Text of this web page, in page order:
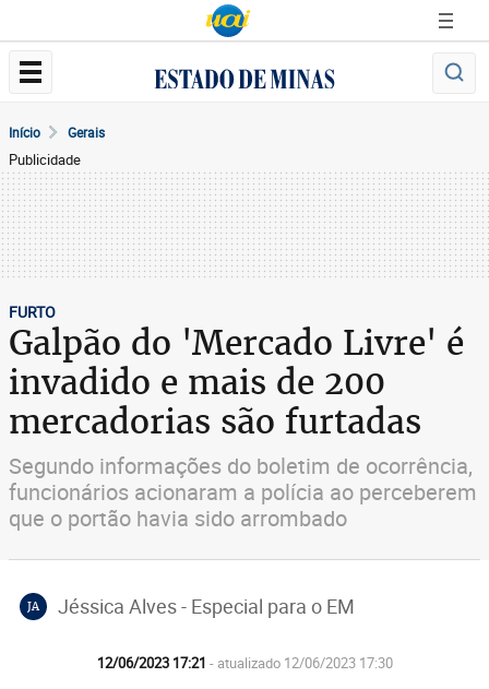
Início Gerais
Publicidade
FURTO
Galpão do 'Mercado Livre' é
invadido e mais de 200
mercadorias são furtadas
Segundo informações do boletim de ocorrência,
funcionários acionaram a polícia ao perceberem
que o portão havia sido arrombado
JA Jéssica Alves - Especial para o EM
12/06/2023 17:21 - atualizado 12/06/2023 17:30